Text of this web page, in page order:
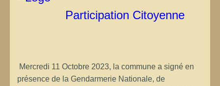
Participation Citoyenne
Mercredi 11 Octobre 2023, la commune a signé en
présence de la Gendarmerie Nationale, de